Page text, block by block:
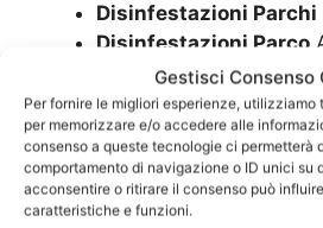
Gestisci Consenso
Per fornire le migliori esperienze,
per memorizzare e/o accedere alle
consenso a queste tecnologie ci permetterà
comportamento di navigazione o ID unici su
acconsentire o ritirare il consenso può
caratteristiche e funzioni.
Disinfestazioni Parchi
Disinfestazioni Parco
Disinfestazioni Pub
Disinfestazioni
Pignatelli
Disinfestazioni
Pignatelli
Disinfestazioni